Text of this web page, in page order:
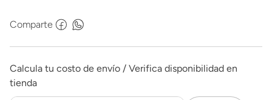
Comparte